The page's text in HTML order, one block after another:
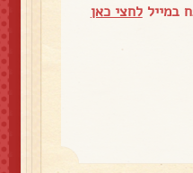
במייללחצי כאן